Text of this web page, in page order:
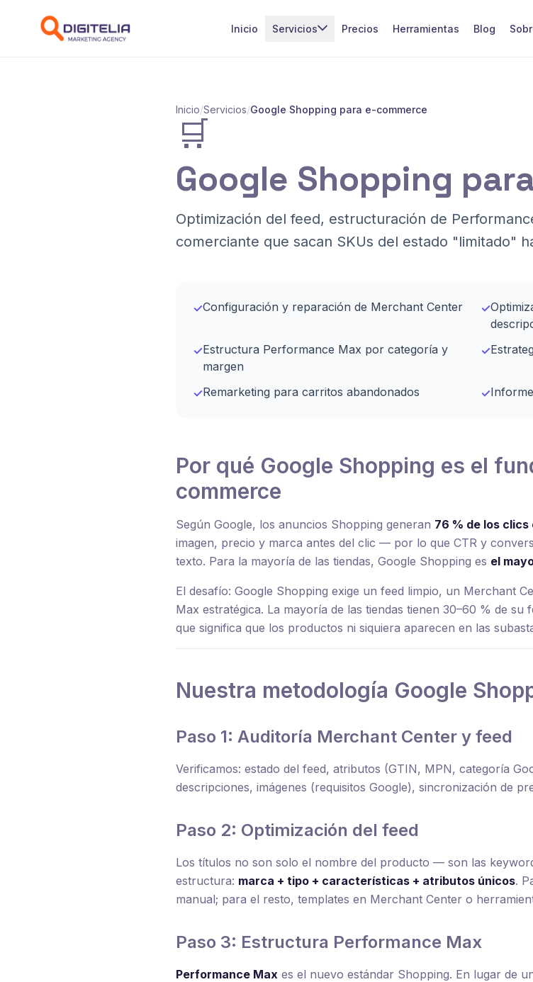
Inicio Servicios Precios Herramientas Blog
Inicio/Servicios/Google Shopping para e-commerce
🛒
Google Shopping
Optimización del feed, estructuración de
comerciante que sacan SKUs del estado "limitado"
✓Configuración y reparación de Merchant Center ✓
✓Estructura Performance Max por categoría y
margen
✓
✓Remarketing para carritos abandonados ✓
Por qué Google Shopping es el
commerce
Según Google, los anuncios Shopping generan 76 % de los
imagen, precio y marca antes del clic — por lo que CTR y
texto. Para la mayoría de las tiendas, Google Shopping es el
El desafío: Google Shopping exige un feed limpio, un Merchant
Max estratégica. La mayoría de las tiendas tienen 30–60 % de su
que significa que los productos ni siquiera aparecen en las
Nuestra metodología Google
Paso 1: Auditoría Merchant Center y feed
Verificamos: estado del feed, atributos (GTIN, MPN, categoría
descripciones, imágenes (requisitos Google), sincronización de
Paso 2: Optimización del feed
Los títulos no son solo el nombre del producto — son las
estructura: marca + tipo + características + atributos únicos.
manual; para el resto, templates en Merchant Center o
Paso 3: Estructura Performance Max
Performance Max es el nuevo estándar Shopping. En lugar de